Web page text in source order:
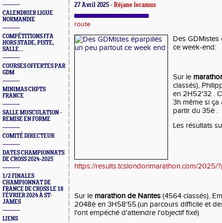
CALENDRIER LIGUE
NORMANDIE
COMPÉTITIONS FFA
HORS STADE, PISTE,
SALLE...
COURSES OFFERTES PAR
GDM
MINIMAS CHPTS
FRANCE
SALLE MUSCULATION -
REMISE EN FORME
COMITÉ DIRECTEUR
DATES CHAMPIONNATS
DE CROSS 2024-2025
1/2 FINALES
CHAMPIONNAT DE
FRANCE DE CROSS LE 18
FÉVRIER 2024 À ST-
JAMES
LIENS
27 Avril 2025 - Réjane lecamus
route
Des
ce week-end:
Sur le
classés),
en 2H52'32 .
3h même si
partir du 35è .
Les résultats
https://results.tcslondonmarathon.com/2025/
Sur le marathon de Nantes (4564 classés),
2048è en 3H58'55.(un parcours difficile et
l'ont empéché d'atteindre l'objectif fixé)